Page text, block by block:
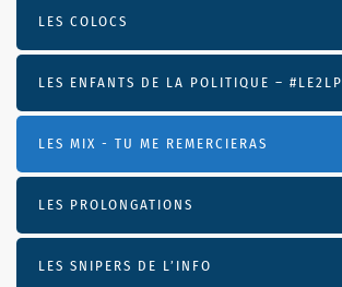
LES COLOCS
LES ENFANTS DE LA POLITIQUE – #LE2LP
LES MIX - TU ME REMERCIERAS
LES PROLONGATIONS
LES SNIPERS DE L’INFO